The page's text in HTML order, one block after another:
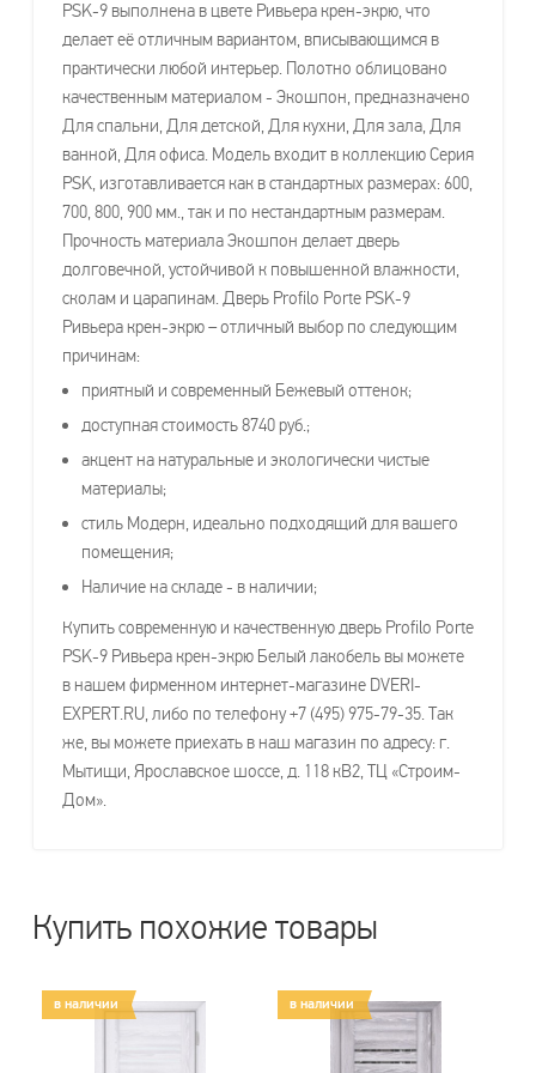
PSK-9 выполнена в цвете Ривьера крен-экрю, что
делает её отличным вариантом, вписывающимся в
практически любой интерьер. Полотно облицовано
качественным материалом - Экошпон, предназначено
Для спальни, Для детской, Для кухни, Для зала, Для
ванной, Для офиса. Модель входит в коллекцию Серия
PSK, изготавливается как в стандартных размерах: 600,
700, 800, 900 мм., так и по нестандартным размерам.
Прочность материала Экошпон делает дверь
долговечной, устойчивой к повышенной влажности,
сколам и царапинам. Дверь Profilo Porte PSK-9
Ривьера крен-экрю – отличный выбор по следующим
причинам:
приятный и современный Бежевый оттенок;
доступная стоимость 8740 руб.;
акцент на натуральные и экологически чистые
материалы;
стиль Модерн, идеально подходящий для вашего
помещения;
Наличие на складе - в наличии;
Купить современную и качественную дверь Profilo Porte
PSK-9 Ривьера крен-экрю Белый лакобель вы можете
в нашем фирменном интернет-магазине DVERI-
EXPERT.RU, либо по телефону +7 (495) 975-79-35. Так
же, вы можете приехать в наш магазин по адресу: г.
Мытищи, Ярославское шоссе, д. 118 кВ2, ТЦ «Строим-
Дом».
Купить похожие товары
в наличии в наличии